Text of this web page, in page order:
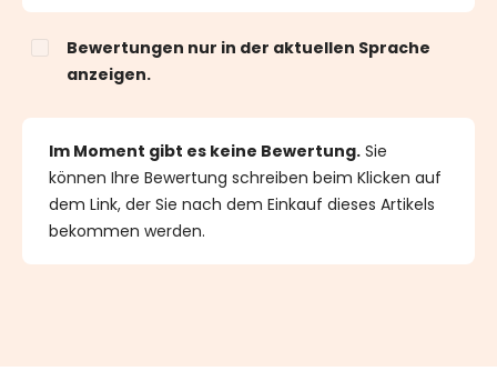
Bewertungen nur in der aktuellen Sprache
anzeigen.
Im Moment gibt es keine Bewertung. Sie
können Ihre Bewertung schreiben beim Klicken auf
dem Link, der Sie nach dem Einkauf dieses Artikels
bekommen werden.